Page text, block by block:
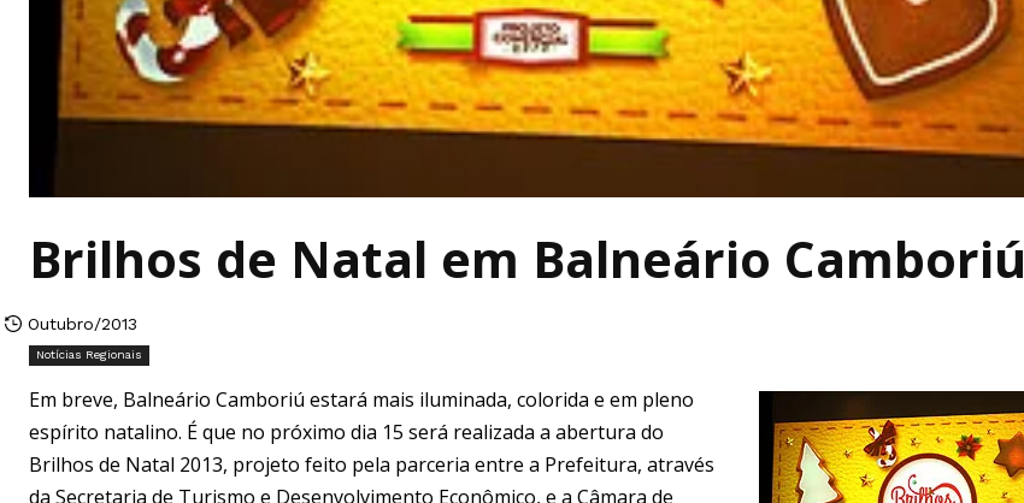
Brilhos de Natal em Balneário Camboriú
Outubro/2013
Notícias Regionais
Em breve, Balneário Camboriú estará mais iluminada, colorida e em pleno
espírito natalino. É que no próximo dia 15 será realizada a abertura do
Brilhos de Natal 2013, projeto feito pela parceria entre a Prefeitura, através
da Secretaria de Turismo e Desenvolvimento Econômico, e a Câmara de